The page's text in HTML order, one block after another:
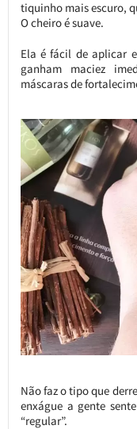
tiquinho mais escuro,
O cheiro é suave.
Ela é fácil de aplicar
ganham maciez
máscaras de
Não faz o tipo que
enxágue a gente
“regular”.